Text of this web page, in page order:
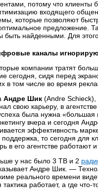
потому что клиенты
входящего
которые позволяют
предложение.
быть найденными. Для
каналы
компании тратят
сегодня, сидя перед
в том числе во время
Андре Шик (Andre Schieck),
свою карьеру, в
была нужна «большая
вчера и сегодня
эффективность
поддержка, то сегодня для
в его агентстве работают и
у нас было 3 ТВ и 2
Андре Шик. —
реального времени
тактика работает, а где что-